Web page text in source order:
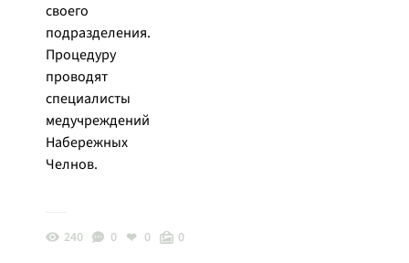
своего
подразделения.
Процедуру
проводят
специалисты
медучреждений
Набережных
Челнов.
240 0 0 0